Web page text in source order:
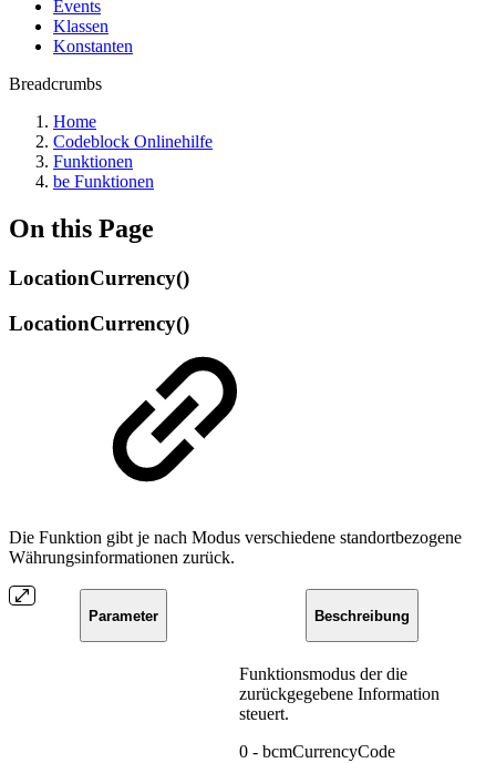
Events
Klassen
Konstanten
Breadcrumbs
Home
Codeblock Onlinehilfe
Funktionen
be Funktionen
On this Page
LocationCurrency()
LocationCurrency()
Die Funktion gibt je nach Modus verschiedene standortbezogene
Währungsinformationen zurück.
Parameter Beschreibung
Funktionsmodus der die
zurückgegebene Information
steuert.
0 - bcmCurrencyCode